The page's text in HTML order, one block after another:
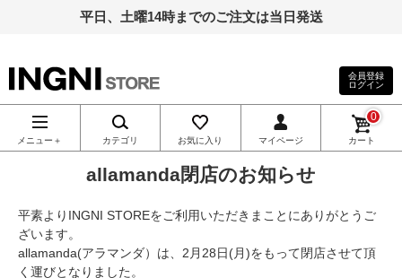
平日、土曜14時までのご注文は当日発送
INGNI（イン
グ）公式通
販｜INGNI
STORE
会員登録
ログイン
メニュー＋ カテゴリ お気に入り マイページ カート
0
allamanda閉店のお知らせ
平素よりINGNI STOREをご利用いただきまことにありがとうご
ざいます。
allamanda(アラマンダ）は、2月28日(月)をもって閉店させて頂
く運びとなりました。